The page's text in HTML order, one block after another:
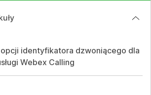
identyfikatora dzwoniącego dla
Webex Calling